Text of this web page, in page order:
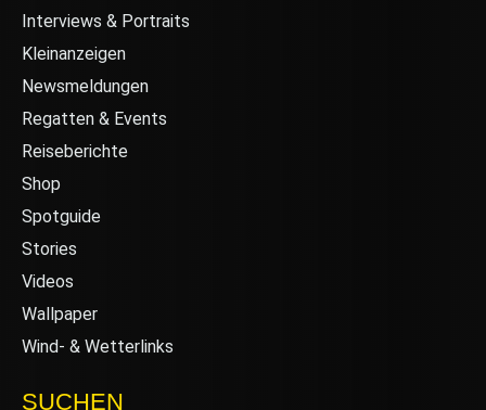
Interviews & Portraits
Kleinanzeigen
Newsmeldungen
Regatten & Events
Reiseberichte
Shop
Spotguide
Stories
Videos
Wallpaper
Wind- & Wetterlinks
SUCHEN